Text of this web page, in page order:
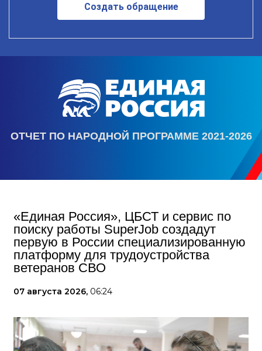
Создать обращение
ОТЧЕТ ПО НАРОДНОЙ ПРОГРАММЕ 2021-2026
«Единая Россия», ЦБСТ и сервис по
поиску работы SuperJob создадут
первую в России специализированную
платформу для трудоустройства
ветеранов СВО
07 августа 2026, 06:24